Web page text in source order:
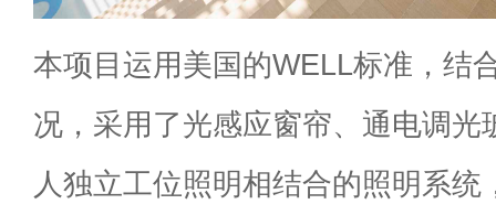
本项目运用美国的WELL标准，结
况，采用了光感应窗帘、通电调光
人独立工位照明相结合的照明系统